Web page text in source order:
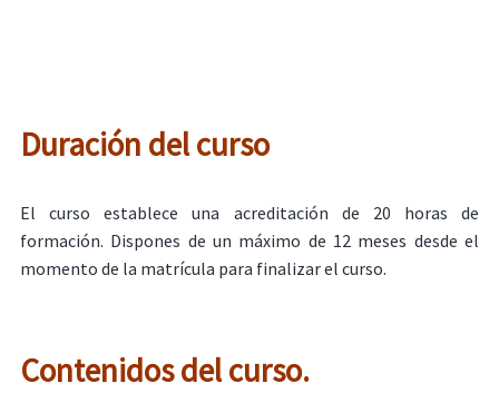
Duración del curso
El curso establece una acreditación de 20 horas de
formación. Dispones de un máximo de 12 meses desde el
momento de la matrícula para finalizar el curso.
Contenidos del curso.